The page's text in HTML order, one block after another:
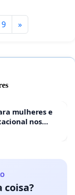
9 »
mulheres e
nos